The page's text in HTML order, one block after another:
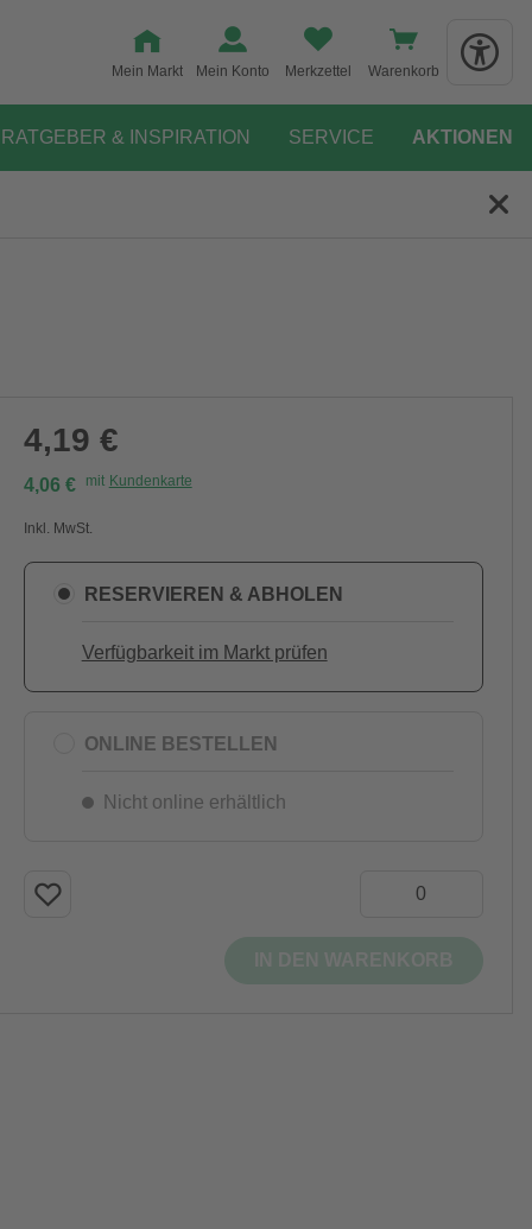
Mein Markt Mein Konto Merkzettel Warenkorb
RATGEBER & INSPIRATION SERVICE AKTIONEN
4,19 €
4,06 € mit Kundenkarte
Inkl. MwSt.
RESERVIEREN & ABHOLEN
Verfügbarkeit im Markt prüfen
ONLINE BESTELLEN
Nicht online erhältlich